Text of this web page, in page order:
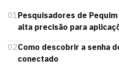
01Pesquisadores de
alta precisão para
02Como descobrir a senha
conectado